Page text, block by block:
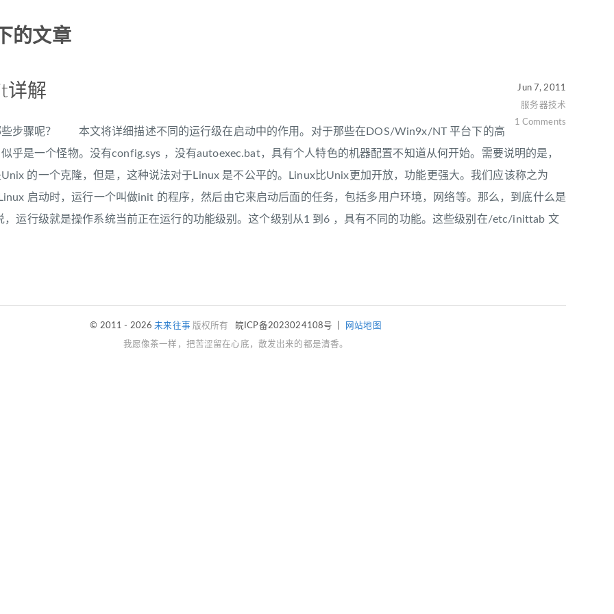
的文章
Jun 7, 2011
服务器技术
1 Comments
详解
些步骤呢？ 本文将详细描述不同的运行级在启动中的作用。对于那些在DOS/Win9x/NT 平台下的高
乎是一个怪物。没有config.sys ，没有autoexec.bat，具有个人特色的机器配置不知道从何开始。需要说明的是，
的一个克隆，但是，这种说法对于Linux 是不公平的。Linux比Unix更加开放，功能更强大。我们应该称之为
启动时，运行一个叫做init 的程序，然后由它来启动后面的任务，包括多用户环境，网络等。那么，到底什么是
，运行级就是操作系统当前正在运行的功能级别。这个级别从1 到6 ，具有不同的功能。这些级别在/etc/inittab 文
© 2011 - 2026未来往事 版权所有 皖ICP备2023024108号 网站地图
我愿像茶一样，把苦涩留在心底，散发出来的都是清香。